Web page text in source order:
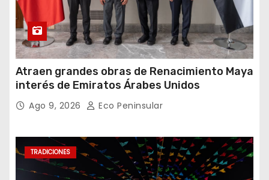
Atraen grandes obras de Renacimiento Maya
interés de Emiratos Árabes Unidos
Ago 9, 2026 Eco Peninsular
TRADICIONES